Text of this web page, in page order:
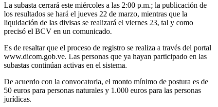
La subasta cerrará este miércoles a las 2:00 p.m.; la publicación de
los resultados se hará el jueves 22 de marzo, mientras que la
liquidación de las divisas se realizará el viernes 23, tal y como
precisó el BCV en un comunicado.
Es de resaltar que el proceso de registro se realiza a través del portal
www.dicom.gob.ve. Las personas que ya hayan participado en las
subastas continúan activas en el sistema.
De acuerdo con la convocatoria, el monto mínimo de postura es de
50 euros para personas naturales y 1.000 euros para las personas
jurídicas.